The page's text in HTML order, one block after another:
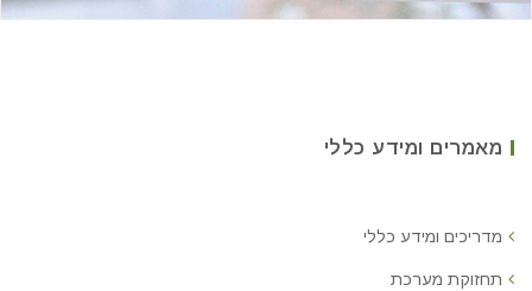
מאמרים ומידע כללי
מדריכים ומידע כללי
תחזוקת מערכת